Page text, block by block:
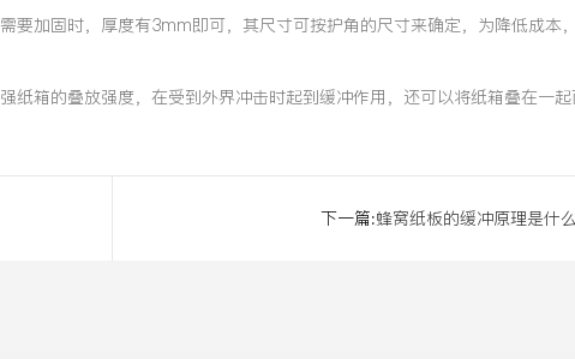
要加固时，厚度有3mm即可，其尺寸可按护角的尺寸来确定，为降低成本
纸箱的叠放强度，在受到外界冲击时起到缓冲作用，还可以将纸箱叠在一
下一篇:蜂窝纸板的缓冲原理是什